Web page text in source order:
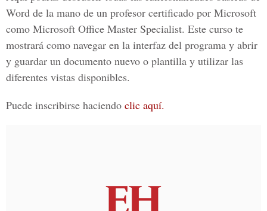
Word de la mano de un profesor certificado por Microsoft
como Microsoft Office Master Specialist. Este curso te
mostrará como navegar en la interfaz del programa y abrir
y guardar un documento nuevo o plantilla y utilizar las
diferentes vistas disponibles.
Puede inscribirse haciendo clic aquí.